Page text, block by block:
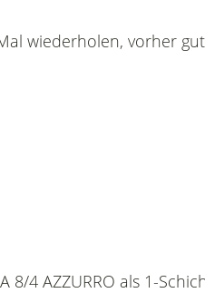
wiederholen, vorher
8/4 AZZURRO als 1-